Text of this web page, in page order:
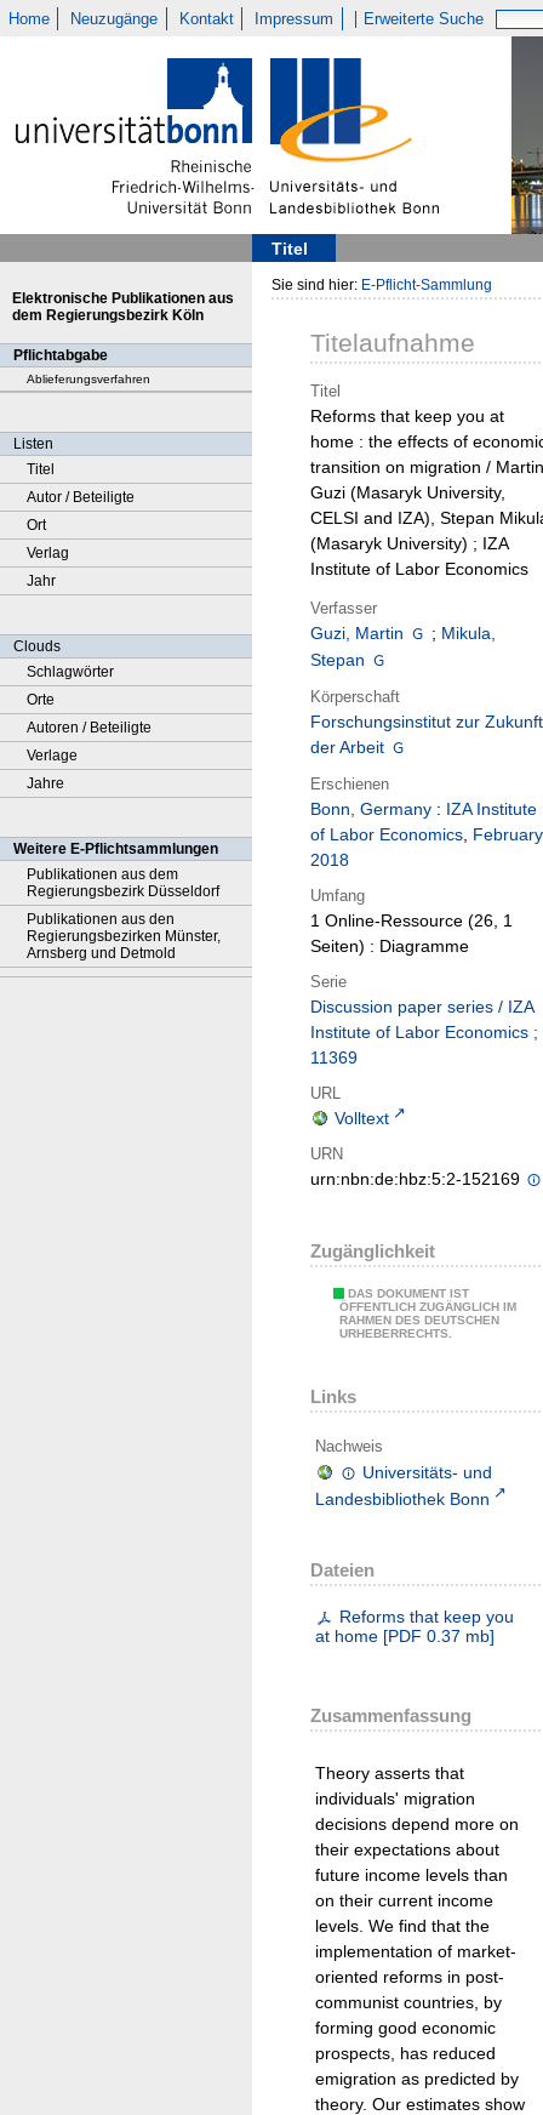
Home Neuzugänge Kontakt Impressum Erweiterte Suche
Titel
Elektronische Publikationen aus
dem Regierungsbezirk Köln
Pflichtabgabe
Ablieferungsverfahren
Listen
Titel
Autor / Beteiligte
Ort
Verlag
Jahr
Clouds
Schlagwörter
Orte
Autoren / Beteiligte
Verlage
Jahre
Weitere E-Pflichtsammlungen
Publikationen aus dem
Regierungsbezirk Düsseldorf
Publikationen aus den
Regierungsbezirken Münster,
Arnsberg und Detmold
Sie sind hier: E-Pflicht-Sammlung
Titelaufnahme
Titel
Reforms that keep you at
home : the effects of
transition on migration / Martin
Guzi (Masaryk University,
CELSI and IZA), Stepan
(Masaryk University) ; IZA
Institute of Labor Economics
Verfasser
Guzi, Martin ; Mikula,
Stepan
Körperschaft
Forschungsinstitut zur Zukunft
der Arbeit
Erschienen
Bonn, Germany : IZA Institute
of Labor Economics, February
2018
Umfang
1 Online-Ressource (26, 1
Seiten) : Diagramme
Serie
Discussion paper series / IZA
Institute of Labor Economics ;
11369
URL
Volltext
URN
urn:nbn:de:hbz:5:2-152169
Zugänglichkeit
DAS DOKUMENT IST
ÖFFENTLICH ZUGÄNGLICH IM
RAHMEN DES DEUTSCHEN
URHEBERRECHTS.
Links
Nachweis
Universitäts- und
Landesbibliothek Bonn
Dateien
Reforms that keep you
at home [PDF 0.37 mb]
Zusammenfassung
Theory asserts that
individuals' migration
decisions depend more on
their expectations about
future income levels than
on their current income
levels. We find that the
implementation of market-
oriented reforms in post-
communist countries, by
forming good economic
prospects, has reduced
emigration as predicted by
theory. Our estimates show